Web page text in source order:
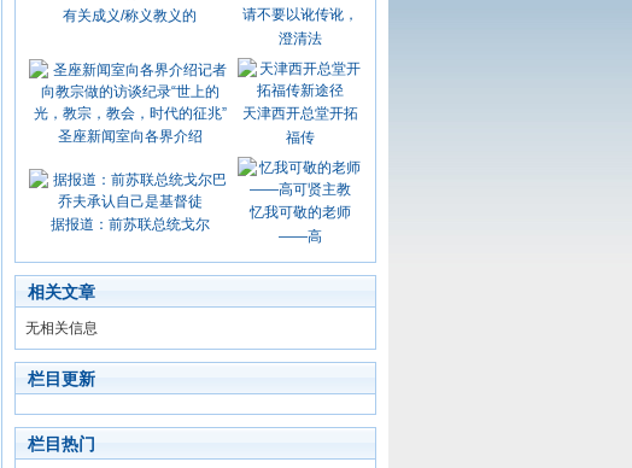
有关成义/称义教义的
请不要以讹传讹，
澄清法
圣座新闻室向各界介绍
天津西开总堂开拓
福传
据报道：前苏联总统戈尔
忆我可敬的老师
——高
相关文章
无相关信息
栏目更新
栏目热门